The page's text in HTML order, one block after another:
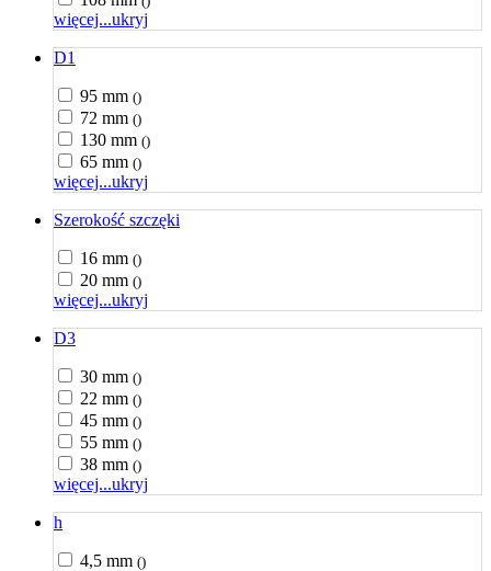
więcej...ukryj
D1
95 mm ()
72 mm ()
130 mm ()
65 mm ()
więcej...ukryj
Szerokość szczęki
16 mm ()
20 mm ()
więcej...ukryj
D3
30 mm ()
22 mm ()
45 mm ()
55 mm ()
38 mm ()
więcej...ukryj
h
4,5 mm ()